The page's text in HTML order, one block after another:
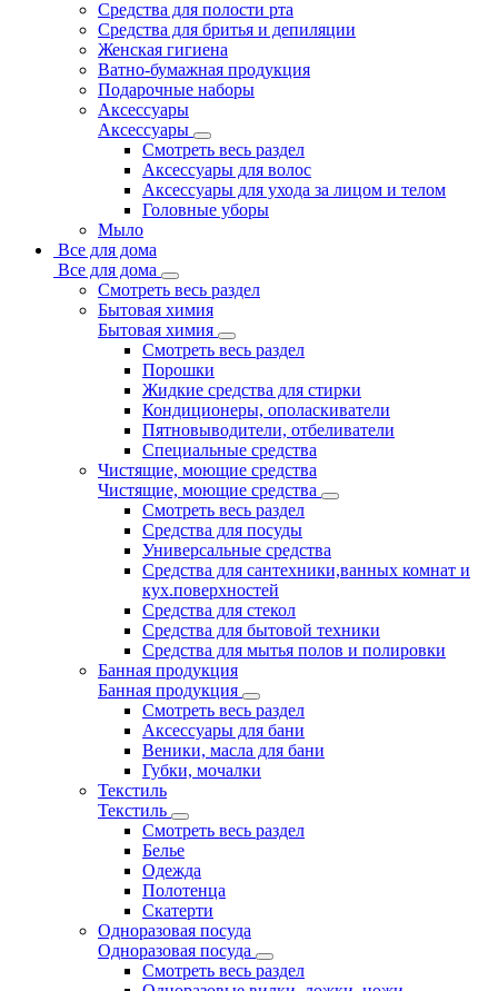
Средства для полости рта
Средства для бритья и депиляции
Женская гигиена
Ватно-бумажная продукция
Подарочные наборы
Аксессуары
Аксессуары
Смотреть весь раздел
Аксессуары для волос
Аксессуары для ухода за лицом и телом
Головные уборы
Мыло
Все для дома
Все для дома
Смотреть весь раздел
Бытовая химия
Бытовая химия
Смотреть весь раздел
Порошки
Жидкие средства для стирки
Кондиционеры, ополаскиватели
Пятновыводители, отбеливатели
Специальные средства
Чистящие, моющие средства
Чистящие, моющие средства
Смотреть весь раздел
Средства для посуды
Универсальные средства
Средства для сантехники,ванных комнат и
кух.поверхностей
Средства для стекол
Средства для бытовой техники
Средства для мытья полов и полировки
Банная продукция
Банная продукция
Смотреть весь раздел
Аксессуары для бани
Веники, масла для бани
Губки, мочалки
Текстиль
Текстиль
Смотреть весь раздел
Белье
Одежда
Полотенца
Скатерти
Одноразовая посуда
Одноразовая посуда
Смотреть весь раздел